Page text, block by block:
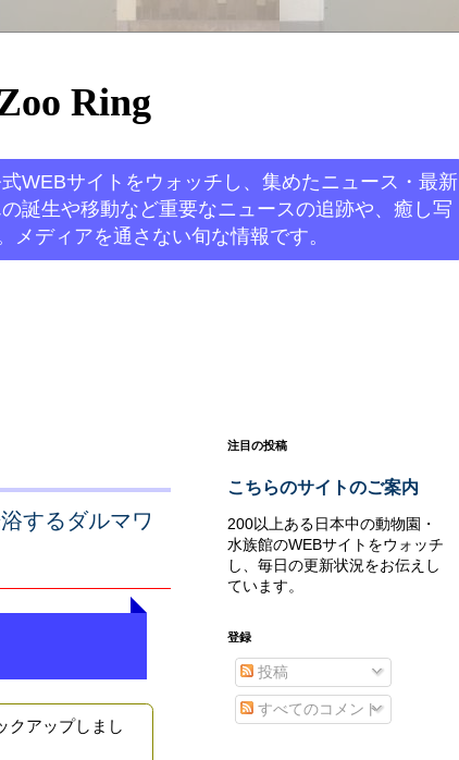
Ring
WEBサイトをウォッチし、集めたニュース・最新
誕生や移動など重要なニュースの追跡や、癒し写
ディアを通さない旬な情報です。
するダルマワ
クアップしまし
注目の投稿
こちらのサイトのご案内
200以上ある日本中の動物園・
水族館のWEBサイトをウォッチ
し、毎日の更新状況をお伝えし
ています。
登録
投稿
すべてのコメント